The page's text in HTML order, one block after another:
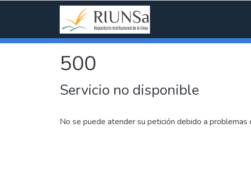
500
Servicio no disponible
No se puede atender su petición debido a